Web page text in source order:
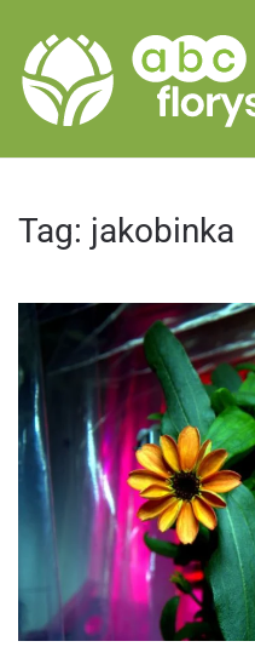
Przejdź do treści głównej
Tag: jakobinka